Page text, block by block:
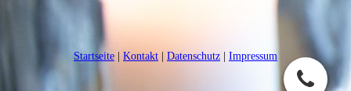
Startseite | Kontakt | Daten­schutz | Impressum